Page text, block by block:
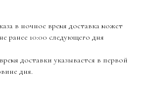
в ночное время доставка может
ранее 10:00 следующего дня
доставки указывается в первой
дня.